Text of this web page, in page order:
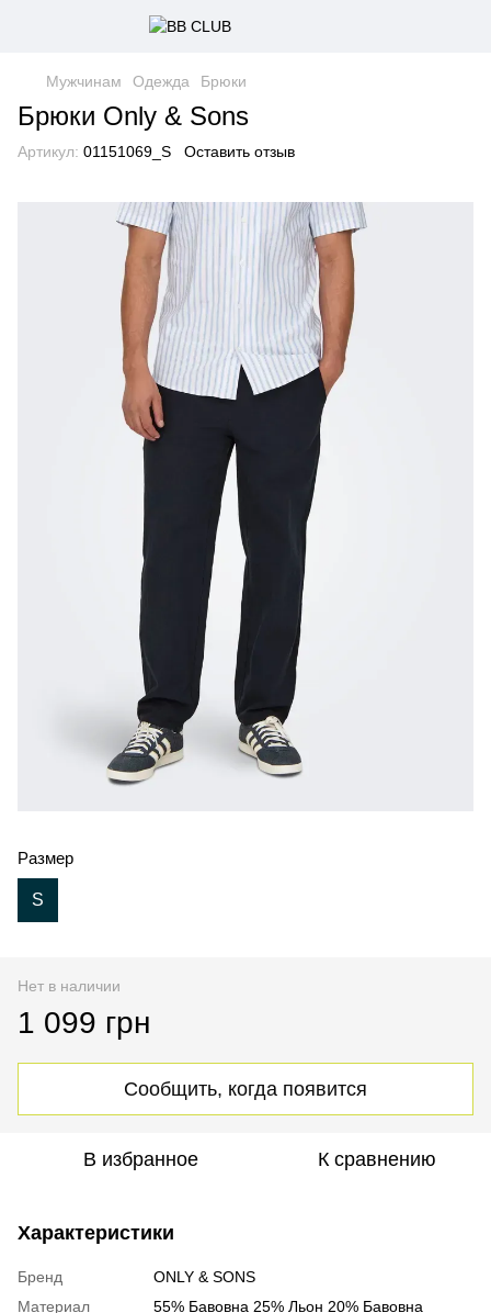
Мужчинам Одежда Брюки
Брюки Only & Sons
Артикул: 01151069_S Оставить отзыв
Размер
S
Нет в наличии
1 099 грн
Сообщить, когда появится
В избранное К сравнению
Характеристики
Бренд
ONLY & SONS
Материал
55% Бавовна 25% Льон 20% Бавовна